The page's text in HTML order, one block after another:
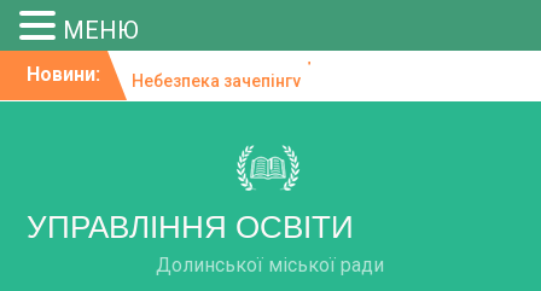
SkipНовини:
Небезпека зачепінгу
Освіта, влада, бізнес: у
підбили підсумки
пілотування системи
Вітаємо з творчою
«Як не потрапити «на
УПРАВЛІННЯ ОСВІТИ
Долинської міської ради
МЕНЮ